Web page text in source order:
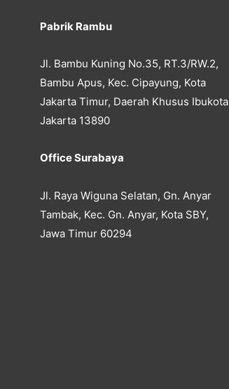
Pabrik Rambu
Jl. Bambu Kuning No.35, RT.3/RW.2,
Bambu Apus, Kec. Cipayung, Kota
Jakarta Timur, Daerah Khusus Ibukota
Jakarta 13890
Office Surabaya
Jl. Raya Wiguna Selatan, Gn. Anyar
Tambak, Kec. Gn. Anyar, Kota SBY,
Jawa Timur 60294